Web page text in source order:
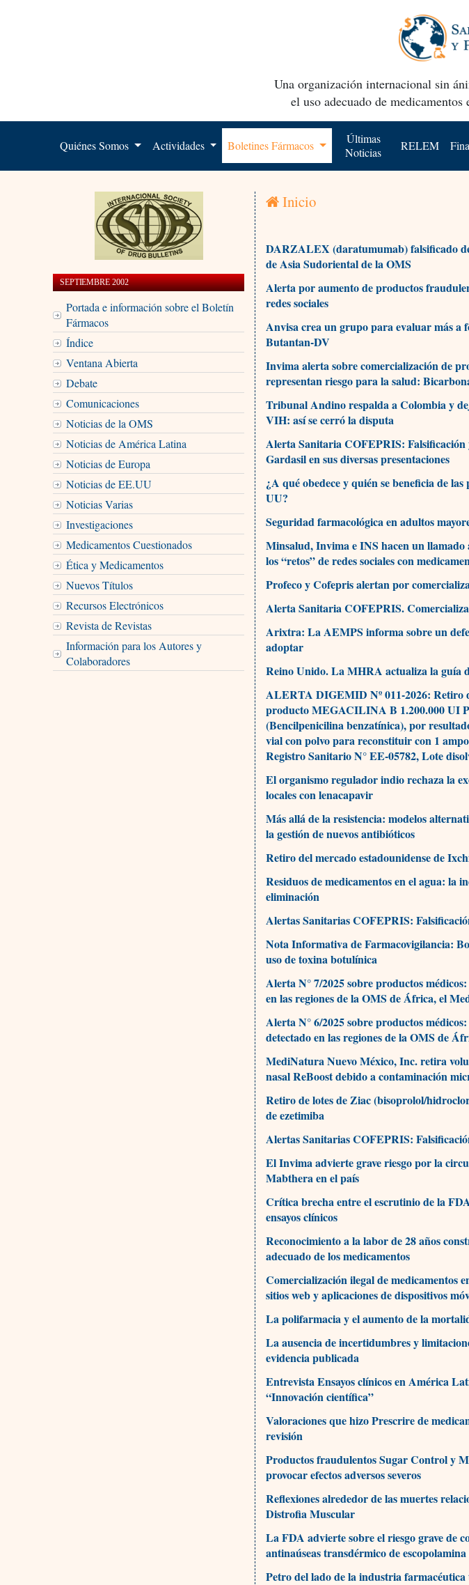
Una organización internacional sin
el uso adecuado de
Quiénes Somos Actividades Boletines Fármacos
Últimas
Noticias
RELEM
SEPTIEMBRE 2002
Portada e información sobre el Boletín
Fármacos
Índice
Ventana Abierta
Debate
Comunicaciones
Noticias de la OMS
Noticias de América Latina
Noticias de Europa
Noticias de EE.UU
Noticias Varias
Investigaciones
Medicamentos Cuestionados
Ética y Medicamentos
Nuevos Títulos
Recursos Electrónicos
Revista de Revistas
Información para los Autores y
Colaboradores
Inicio
DARZALEX (daratumumab) falsificado
de Asia Sudoriental de la OMS
Alerta por aumento de productos
redes sociales
Anvisa crea un grupo para evaluar más a
Butantan-DV
Invima alerta sobre comercialización de
representan riesgo para la salud:
Tribunal Andino respalda a Colombia y
VIH: así se cerró la disputa
Alerta Sanitaria COFEPRIS: Falsificación
Gardasil en sus diversas presentaciones
¿A qué obedece y quién se beneficia de
UU?
Seguridad farmacológica en adultos
Minsalud, Invima e INS hacen un
los “retos” de redes sociales con
Profeco y Cofepris alertan por
Alerta Sanitaria COFEPRIS.
Arixtra: La AEMPS informa sobre un
adoptar
Reino Unido. La MHRA actualiza la guía
ALERTA DIGEMID Nº 011-2026: Retiro
producto MEGACILINA B 1.200.000 UI
(Bencilpenicilina benzatínica), por
vial con polvo para reconstituir con 1
Registro Sanitario N° EE-05782, Lote
El organismo regulador indio rechaza la
locales con lenacapavir
Más allá de la resistencia: modelos
la gestión de nuevos antibióticos
Retiro del mercado estadounidense de
Residuos de medicamentos en el agua: la
eliminación
Alertas Sanitarias COFEPRIS:
Nota Informativa de Farmacovigilancia:
uso de toxina botulínica
Alerta N° 7/2025 sobre productos
en las regiones de la OMS de África, el
Alerta N° 6/2025 sobre productos
detectado en las regiones de la OMS de
MediNatura Nuevo México, Inc. retira
nasal ReBoost debido a contaminación
Retiro de lotes de Ziac (bisoprolol/
de ezetimiba
Alertas Sanitarias COFEPRIS:
El Invima advierte grave riesgo por la
Mabthera en el país
Crítica brecha entre el escrutinio de la
ensayos clínicos
Reconocimiento a la labor de 28 años
adecuado de los medicamentos
Comercialización ilegal de medicamentos
sitios web y aplicaciones de dispositivos
La polifarmacia y el aumento de la
La ausencia de incertidumbres y
evidencia publicada
Entrevista Ensayos clínicos en América
“Innovación científica”
Valoraciones que hizo Prescrire de
revisión
Productos fraudulentos Sugar Control y
provocar efectos adversos severos
Reflexiones alrededor de las muertes
Distrofia Muscular
La FDA advierte sobre el riesgo grave de
antinaúseas transdérmico de
Petro del lado de la industria